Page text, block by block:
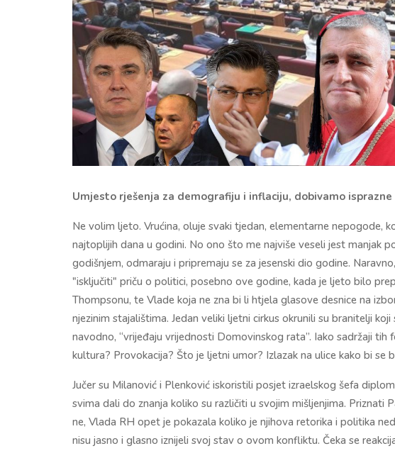
Umjesto rješenja za demografiju i inflaciju, dobivamo
Ne volim ljeto. Vrućina, oluje svaki tjedan, elementarne nepogode,
najtoplijih dana u godini. No ono što me najviše veseli jest manjak
godišnjem, odmaraju i pripremaju se za jesenski dio godine.
"isključiti" priču o politici, posebno ove godine, kada je ljeto bilo
Thompsonu, te Vlade koja ne zna bi li htjela glasove desnice na
njezinim stajalištima. Jedan veliki ljetni cirkus okrunili su branitelji
navodno, “vrijeđaju vrijednosti Domovinskog rata”. Iako sadržaji
kultura? Provokacija? Što je ljetni umor? Izlazak na ulice kako bi
Jučer su Milanović i Plenković iskoristili posjet izraelskog šefa
svima dali do znanja koliko su različiti u svojim mišljenjima. Priznati
ne, Vlada RH opet je pokazala koliko je njihova retorika i politika
nisu jasno i glasno iznijeli svoj stav o ovom konfliktu. Čeka se